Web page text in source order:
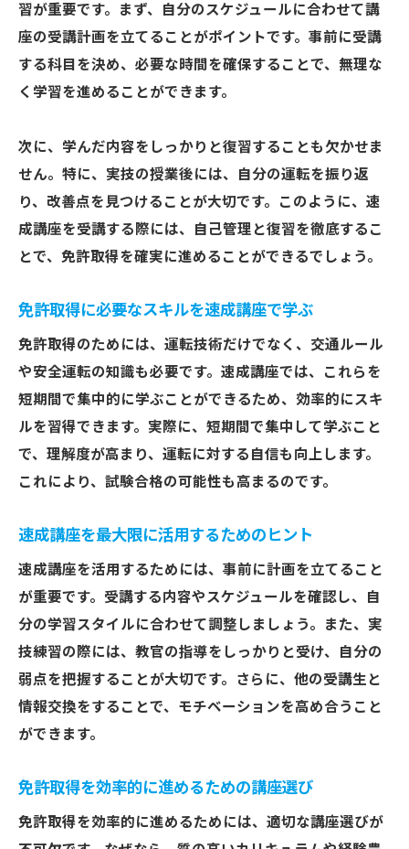
習が重要です。まず、自分のスケジュールに合わせて講
座の受講計画を立てることがポイントです。事前に受講
する科目を決め、必要な時間を確保することで、無理な
く学習を進めることができます。
次に、学んだ内容をしっかりと復習することも欠かせま
せん。特に、実技の授業後には、自分の運転を振り返
り、改善点を見つけることが大切です。このように、速
成講座を受講する際には、自己管理と復習を徹底するこ
とで、免許取得を確実に進めることができるでしょう。
免許取得に必要なスキルを速成講座で学ぶ
免許取得のためには、運転技術だけでなく、交通ルール
や安全運転の知識も必要です。速成講座では、これらを
短期間で集中的に学ぶことができるため、効率的にスキ
ルを習得できます。実際に、短期間で集中して学ぶこと
で、理解度が高まり、運転に対する自信も向上します。
これにより、試験合格の可能性も高まるのです。
速成講座を最大限に活用するためのヒント
速成講座を活用するためには、事前に計画を立てること
が重要です。受講する内容やスケジュールを確認し、自
分の学習スタイルに合わせて調整しましょう。また、実
技練習の際には、教官の指導をしっかりと受け、自分の
弱点を把握することが大切です。さらに、他の受講生と
情報交換をすることで、モチベーションを高め合うこと
ができます。
免許取得を効率的に進めるための講座選び
免許取得を効率的に進めるためには、適切な講座選びが